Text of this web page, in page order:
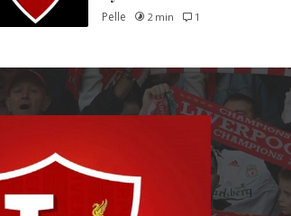
Pelle 2 min 1